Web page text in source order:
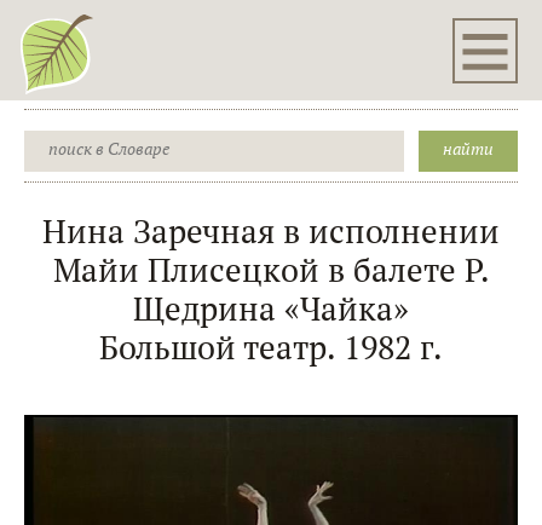
Нина Заречная в исполнении
Майи Плисецкой в балете Р.
Щедрина «Чайка»
Большой театр. 1982 г.